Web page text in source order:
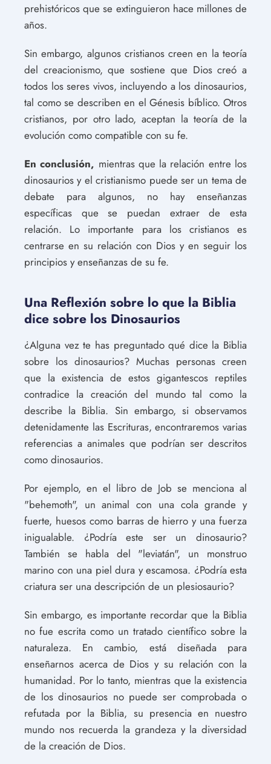
prehistóricos que se extinguieron hace millones de
años.
Sin embargo, algunos cristianos creen en la teoría
del creacionismo, que sostiene que Dios creó a
todos los seres vivos, incluyendo a los dinosaurios,
tal como se describen en el Génesis bíblico. Otros
cristianos, por otro lado, aceptan la teoría de la
evolución como compatible con su fe.
En conclusión, mientras que la relación entre los
dinosaurios y el cristianismo puede ser un tema de
debate para algunos, no hay enseñanzas
específicas que se puedan extraer de esta
relación. Lo importante para los cristianos es
centrarse en su relación con Dios y en seguir los
principios y enseñanzas de su fe.
Una Reflexión sobre lo que la Biblia
dice sobre los Dinosaurios
¿Alguna vez te has preguntado qué dice la Biblia
sobre los dinosaurios? Muchas personas creen
que la existencia de estos gigantescos reptiles
contradice la creación del mundo tal como la
describe la Biblia. Sin embargo, si observamos
detenidamente las Escrituras, encontraremos varias
referencias a animales que podrían ser descritos
como dinosaurios.
Por ejemplo, en el libro de Job se menciona al
"behemoth", un animal con una cola grande y
fuerte, huesos como barras de hierro y una fuerza
inigualable. ¿Podría este ser un dinosaurio?
También se habla del "leviatán", un monstruo
marino con una piel dura y escamosa. ¿Podría esta
criatura ser una descripción de un plesiosaurio?
Sin embargo, es importante recordar que la Biblia
no fue escrita como un tratado científico sobre la
naturaleza. En cambio, está diseñada para
enseñarnos acerca de Dios y su relación con la
humanidad. Por lo tanto, mientras que la existencia
de los dinosaurios no puede ser comprobada o
refutada por la Biblia, su presencia en nuestro
mundo nos recuerda la grandeza y la diversidad
de la creación de Dios.